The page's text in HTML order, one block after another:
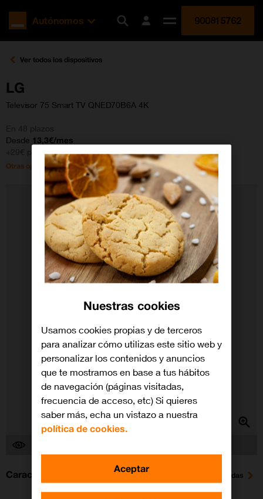
Orange
España
Autónomos
menú
900815762
Ver todos los dispositivos
LG
Televisor 75 Smart TV QNED70B6A 4K
Desde 13,3€/mes
+29€ pago inicial
Otras opciones de pago
Características Ver todas
Nuestras cookies
Usamos cookies propias y de terceros
para analizar cómo utilizas este sitio web y
personalizar los contenidos y anuncios
que te mostramos en base a tus hábitos
de navegación (páginas visitadas,
frecuencia de acceso, etc) Si quieres
saber más, echa un vistazo a nuestra
política de cookies.
Aceptar